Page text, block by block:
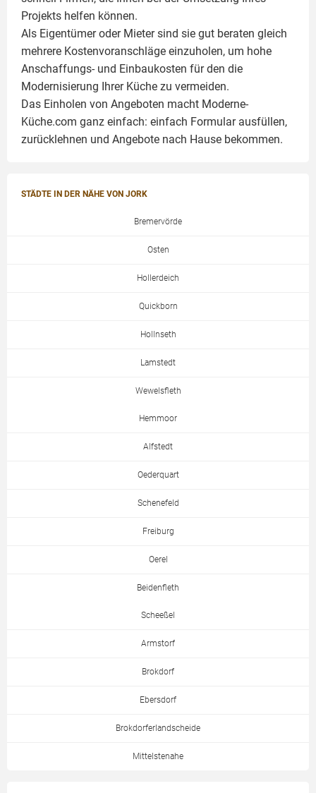
Projekts helfen können.
Als Eigentümer oder Mieter sind sie gut beraten gleich
mehrere Kostenvoranschläge einzuholen, um hohe
Anschaffungs- und Einbaukosten für den die
Modernisierung Ihrer Küche zu vermeiden.
Das Einholen von Angeboten macht Moderne-
Küche.com ganz einfach: einfach Formular ausfüllen,
zurücklehnen und Angebote nach Hause bekommen.
STÄDTE IN DER NÄHE VON JORK
Bremervörde
Osten
Hollerdeich
Quickborn
Hollnseth
Lamstedt
Wewelsfleth
Hemmoor
Alfstedt
Oederquart
Schenefeld
Freiburg
Oerel
Beidenfleth
Scheeßel
Armstorf
Brokdorf
Ebersdorf
Brokdorferlandscheide
Mittelstenahe